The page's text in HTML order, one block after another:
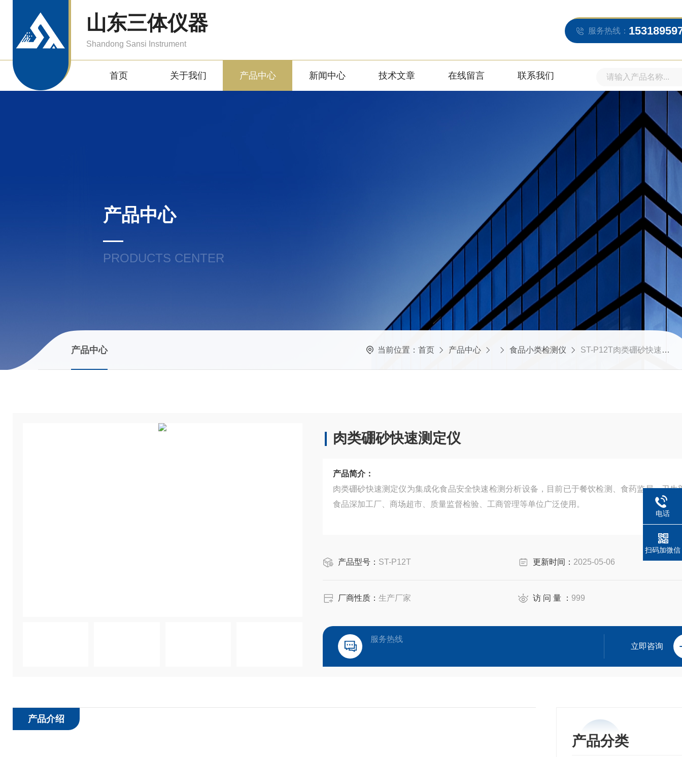
山东三体仪器
Shandong Sansi Instrument
服务热线：
首页 关于我们 产品中心 新闻中心 技术文章 在线留言 联系我们
产品中心
PRODUCTS CENTER
产品中心 当前位置： 首页 产品中心 食品小类检测仪 ST-P12T肉类硼砂快速测定仪
肉类硼砂快速测定仪
产品简介：
肉类硼砂快速测定仪为集成化食品安全快速检测分析设备，目前已于餐饮检测、食药监局、卫生
食品深加工厂、商场超市、质量监督检验、工商管理等单位广泛使用。
产品型号： ST-P12T 更新时间： 2025-05-06
厂商性质： 生产厂家 访 问 量 ： 999
服务热线
立即咨询
产品分类
产品介绍
电话
扫码加微信